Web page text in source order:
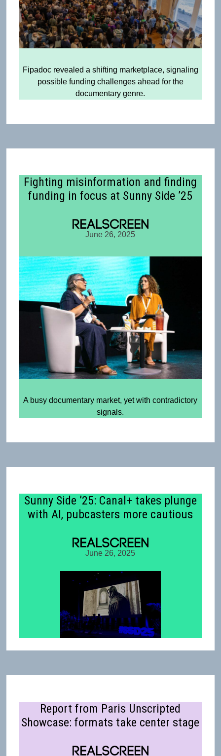
Fipadoc revealed a shifting marketplace, signaling
possible funding challenges ahead for the
documentary genre.
Fighting misinformation and finding
funding in focus at Sunny Side ’25
June 26, 2025
A busy documentary market, yet with contradictory
signals.
Sunny Side ’25: Canal+ takes plunge
with AI, pubcasters more cautious
June 26, 2025
Report from Paris Unscripted
Showcase: formats take center stage